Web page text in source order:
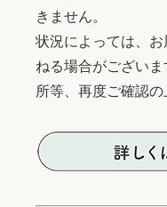
きません。
状況によっては、
ねる場合がござい
所等、再度ご確認の